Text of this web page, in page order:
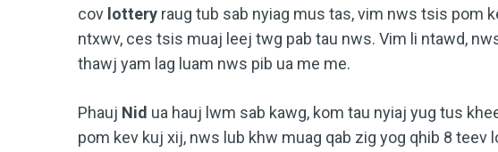
cov lottery raug tub sab nyiag mus tas, vim nws tsis pom
ntxwv, ces tsis muaj leej twg pab tau nws. Vim li ntawd,
thawj yam lag luam nws pib ua me me.
Phauj Nid ua hauj lwm sab kawg, kom tau nyiaj yug tus
pom kev kuj xij, nws lub khw muag qab zig yog qhib 8 teev